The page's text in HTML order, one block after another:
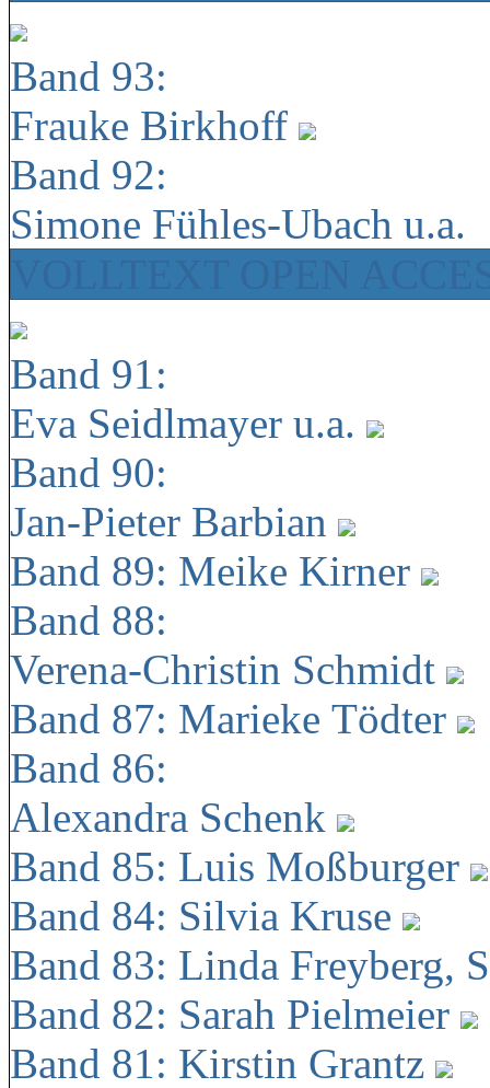
Band 93:
Frauke Birkhoff
Band 92:
Simone Fühles-Ubach u.a.
Band 91:
Eva Seidlmayer u.a.
Band 90:
Jan-Pieter Barbian
Band 89: Meike Kirner
Band 88:
Verena-Christin Schmidt
Band 87: Marieke Tödter
Band 86:
Alexandra Schenk
Band 85: Luis Moßburger
Band 84: Silvia Kruse
Band 83: Linda Freyberg,
Band 82: Sarah Pielmeier
Band 81: Kirstin Grantz